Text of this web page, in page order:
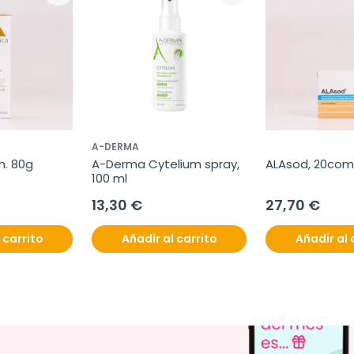
80g
carrito
A-DERMA
A-Derma Cytelium spray,
100 ml
13,30 €
Añadir al carrito
ALAsod,
27,70 €
Añadir al